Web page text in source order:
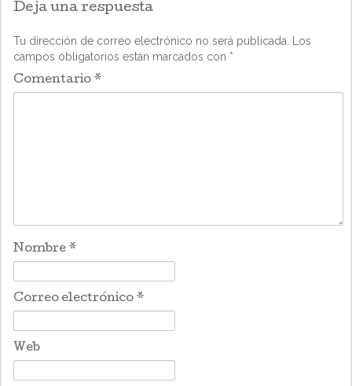
Deja una respuesta
Tu dirección de correo electrónico no será publicada.
Los
campos obligatorios están marcados con *
Comentario *
Nombre *
Correo electrónico *
Web